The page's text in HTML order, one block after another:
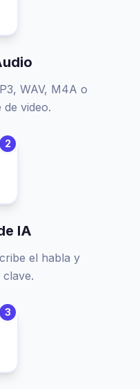
WAV, M4A o
video.
2
IA
el habla y
clave.
3